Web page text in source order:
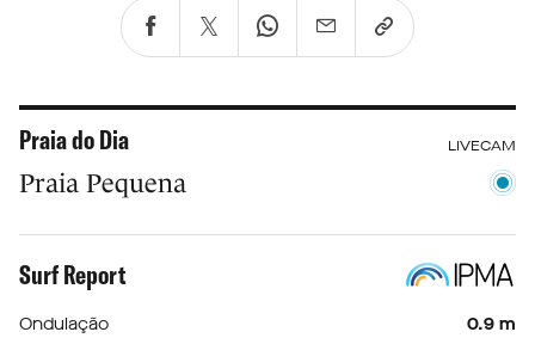
Praia do Dia LIVECAM
Praia Pequena
Surf Report
Ondulação
0.9 m